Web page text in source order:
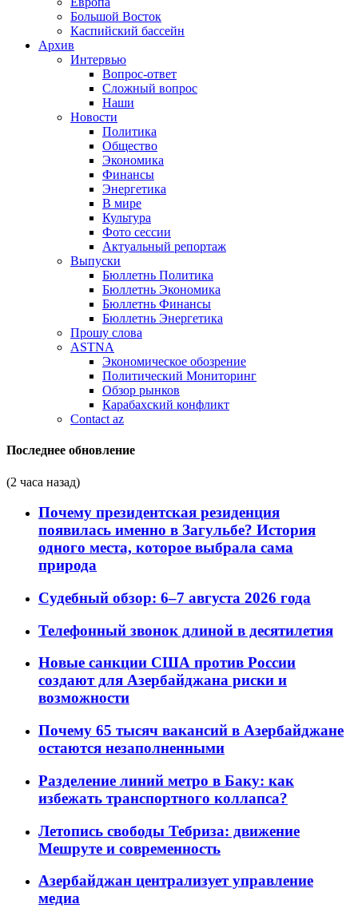
Большой Восток
Каспийский бассейн
Архив
Интервью
Вопрос-ответ
Сложный вопрос
Наши
Новости
Политика
Общество
Экономика
Финансы
Энергетика
В мире
Культура
Фото сессии
Актуальный репортаж
Выпуски
Бюллетнь Политика
Бюллетнь Экономика
Бюллетнь Финансы
Бюллетнь Энергетика
Прошу слова
ASTNA
Экономическое обозрение
Политический Мониторинг
Обзор рынков
Карабахский конфликт
Contact az
Последнее обновление
(2 часа назад)
Почему президентская резиденция
появилась именно в Загульбе? История
одного места, которое выбрала сама
природа
Судебный обзор: 6–7 августа 2026 года
Телефонный звонок длиной в десятилетия
Новые санкции США против России
создают для Азербайджана риски и
возможности
Почему 65 тысяч вакансий в Азербайджане
остаются незаполненными
Разделение линий метро в Баку: как
избежать транспортного коллапса?
Летопись свободы Тебриза: движение
Мешруте и современность
Азербайджан централизует управление
медиа